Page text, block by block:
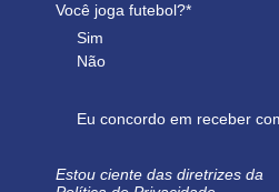
Você joga futebol?*
Sim
Não
Eu concordo em receber
Estou ciente das diretrizes da